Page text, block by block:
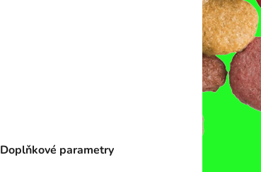
Doplňkové parametry